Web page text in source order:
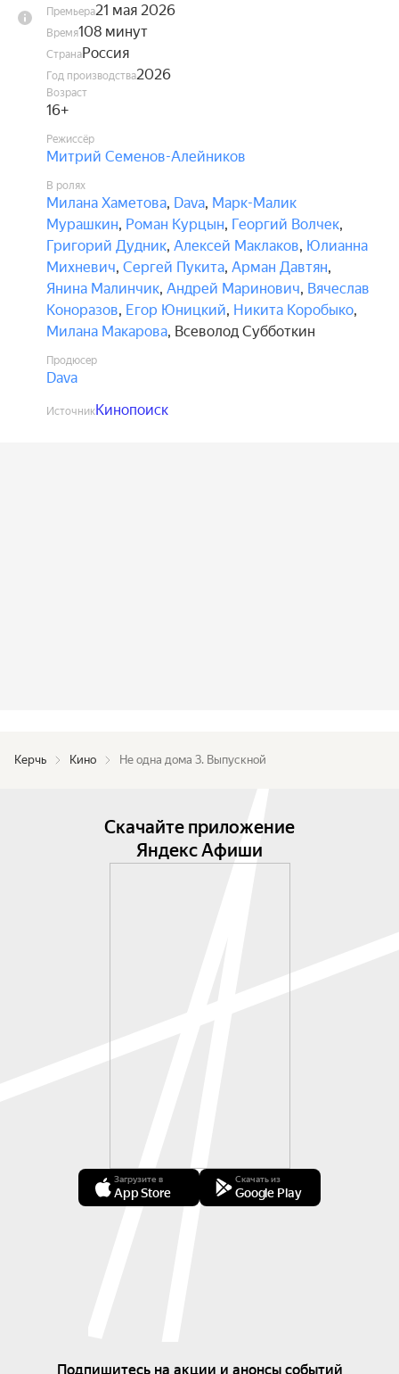
Премьера21 мая 2026
Время108 минут
СтранаРоссия
Год производства2026
Возраст
16+
Режиссёр
Митрий Семенов-Алейников
В ролях
Милана Хаметова, Dava, Марк-Малик
Мурашкин, Роман Курцын, Георгий Волчек,
Григорий Дудник, Алексей Маклаков, Юлианна
Михневич, Сергей Пукита, Арман Давтян,
Янина Малинчик, Андрей Маринович, Вячеслав
Коноразов, Егор Юницкий, Никита Коробыко,
Милана Макарова, Всеволод Субботкин
Продюсер
Dava
ИсточникКинопоиск
Керчь Кино Не одна дома 3. Выпускной
Скачайте приложение
Яндекс Афиши
Загрузите в
App Store
Скачать из
Google Play
Подпишитесь на акции и анонсы событий